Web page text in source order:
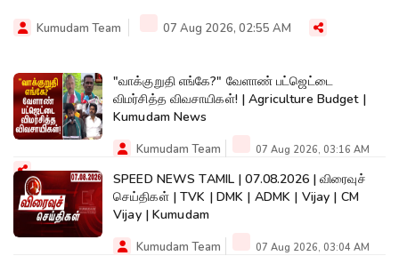
Kumudam Team 07 Aug 2026, 02:55 AM
"வாக்குறுதி எங்கே?" வேளாண் பட்ஜெட்டை
விமர்சித்த விவசாயிகள்! | Agriculture Budget |
Kumudam News
Kumudam Team 07 Aug 2026, 03:16 AM
SPEED NEWS TAMIL | 07.08.2026 | விரைவுச்
செய்திகள் | TVK | DMK | ADMK | Vijay | CM
Vijay | Kumudam
Kumudam Team 07 Aug 2026, 03:04 AM